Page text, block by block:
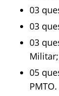
03
03
03
Militar;
05
PMTO.